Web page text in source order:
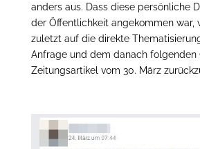
anders aus. Dass diese persönliche
der Öffentlichkeit angekommen war,
zuletzt auf die direkte
Anfrage und dem danach folgenden
Zeitungsartikel vom 30. März